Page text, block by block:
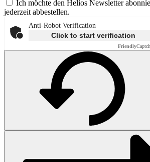
Ich möchte den Helios Newsletter
jederzeit abbestellen.
Anti-Robot Verification
Click to start verification
Friendly